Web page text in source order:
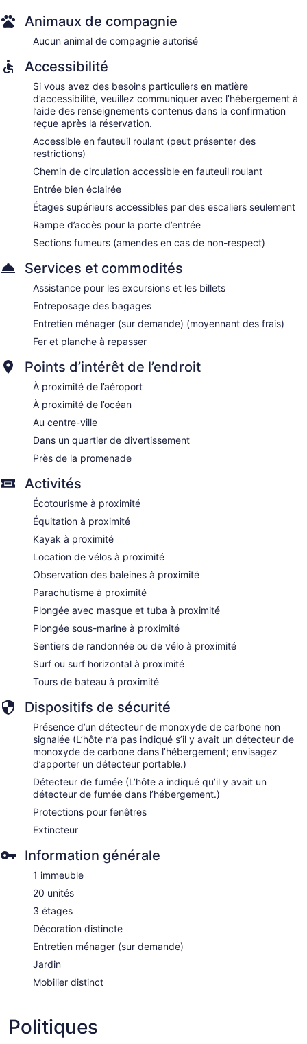
Animaux de compagnie
Aucun animal de compagnie autorisé
Accessibilité
Si vous avez des besoins particuliers en matière
d’accessibilité, veuillez communiquer avec l’hébergement à
l’aide des renseignements contenus dans la confirmation
reçue après la réservation.
Accessible en fauteuil roulant (peut présenter des
restrictions)
Chemin de circulation accessible en fauteuil roulant
Entrée bien éclairée
Étages supérieurs accessibles par des escaliers seulement
Rampe d’accès pour la porte d’entrée
Sections fumeurs (amendes en cas de non-respect)
Services et commodités
Assistance pour les excursions et les billets
Entreposage des bagages
Entretien ménager (sur demande) (moyennant des frais)
Fer et planche à repasser
Points d’intérêt de l’endroit
À proximité de l’aéroport
À proximité de l’océan
Au centre-ville
Dans un quartier de divertissement
Près de la promenade
Activités
Écotourisme à proximité
Équitation à proximité
Kayak à proximité
Location de vélos à proximité
Observation des baleines à proximité
Parachutisme à proximité
Plongée avec masque et tuba à proximité
Plongée sous-marine à proximité
Sentiers de randonnée ou de vélo à proximité
Surf ou surf horizontal à proximité
Tours de bateau à proximité
Dispositifs de sécurité
Présence d’un détecteur de monoxyde de carbone non
signalée (L’hôte n’a pas indiqué s’il y avait un détecteur de
monoxyde de carbone dans l’hébergement; envisagez
d’apporter un détecteur portable.)
Détecteur de fumée (L’hôte a indiqué qu’il y avait un
détecteur de fumée dans l’hébergement.)
Protections pour fenêtres
Extincteur
Information générale
1 immeuble
20 unités
3 étages
Décoration distincte
Entretien ménager (sur demande)
Jardin
Mobilier distinct
Politiques